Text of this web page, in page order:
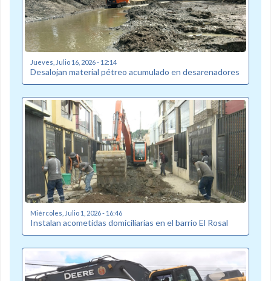
Jueves, Julio 16, 2026 - 12:14
Desalojan material pétreo acumulado en desarenadores
Miércoles, Julio 1, 2026 - 16:46
Instalan acometidas domiciliarias en el barrio El Rosal